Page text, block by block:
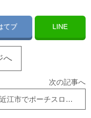
てブ LINE
へ
次の記事へ
東近江市でポーチスロープ工事、ご契約頂きました。